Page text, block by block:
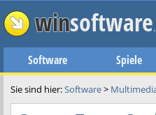
winsoftware
Software Spiele
Sie sind hier:Software>